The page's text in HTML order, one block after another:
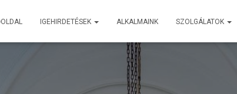
IGEHIRDETÉSEK ALKALMAINK SZOLGÁLATOK